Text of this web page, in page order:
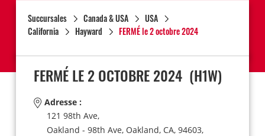
Succursales Canada & USA
USA
California
Hayward FERMÉ le 2 octobre 2024
FERMÉ LE 2 OCTOBRE 2024 (H1W)
Adresse :
121 98th Ave,
Oakland - 98th Ave, Oakland, CA, 94603,